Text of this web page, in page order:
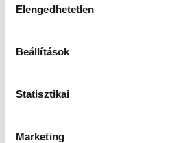
Elengedhetetlen
Beállítások
Statisztikai
Marketing